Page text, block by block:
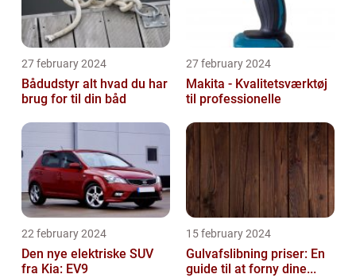
27 february 2024
Bådudstyr alt hvad du har
brug for til din båd
27 february 2024
Makita - Kvalitetsværktøj
til professionelle
22 february 2024
Den nye elektriske SUV
fra Kia: EV9
15 february 2024
Gulvafslibning priser: En
guide til at forny dine...